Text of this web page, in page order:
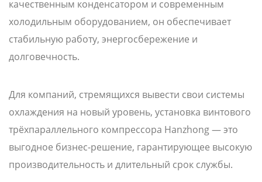
качественным конденсатором и современным
холодильным оборудованием, он обеспечивает
стабильную работу, энергосбережение и
долговечность.
Для компаний, стремящихся вывести свои системы
охлаждения на новый уровень, установка винтового
трёхпараллельного компрессора Hanzhong — это
выгодное бизнес-решение, гарантирующее высокую
производительность и длительный срок службы.